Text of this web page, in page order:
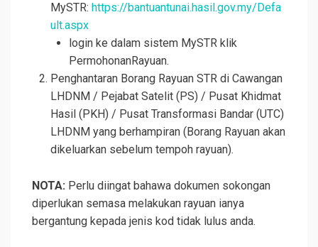
MySTR: https://bantuantunai.hasil.gov.my/Defa
ult.aspx
login ke dalam sistem MySTR klik
PermohonanRayuan.
Penghantaran Borang Rayuan STR di Cawangan
LHDNM / Pejabat Satelit (PS) / Pusat Khidmat
Hasil (PKH) / Pusat Transformasi Bandar (UTC)
LHDNM yang berhampiran (Borang Rayuan akan
dikeluarkan sebelum tempoh rayuan).
NOTA: Perlu diingat bahawa dokumen sokongan
diperlukan semasa melakukan rayuan ianya
bergantung kepada jenis kod tidak lulus anda.